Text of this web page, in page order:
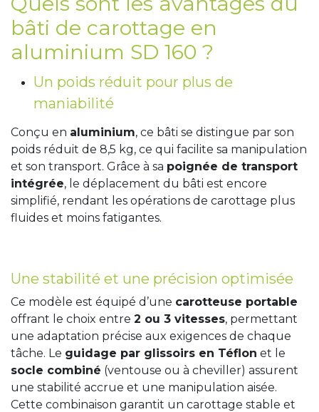
bâti de carottage en
aluminium SD 160 ?
Un poids réduit pour plus de
maniabilité
Conçu en aluminium, ce bâti se distingue par son
poids réduit de 8,5 kg, ce qui facilite sa manipulation
et son transport. Grâce à sa poignée de transport
intégrée, le déplacement du bâti est encore
simplifié, rendant les opérations de carottage plus
fluides et moins fatigantes.
Une stabilité et une précision optimisée
Ce modèle est équipé d’une carotteuse portable
offrant le choix entre 2 ou 3 vitesses, permettant
une adaptation précise aux exigences de chaque
tâche. Le guidage par glissoirs en Téflon et le
socle combiné (ventouse ou à cheviller) assurent
une stabilité accrue et une manipulation aisée.
Cette combinaison garantit un carottage stable et